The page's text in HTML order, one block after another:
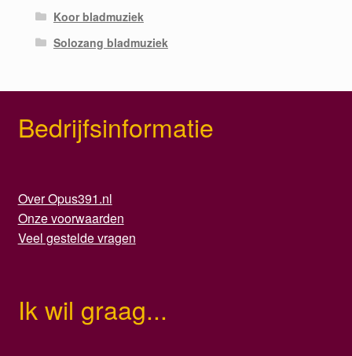
Koor bladmuziek
Solozang bladmuziek
Bedrijfsinformatie
Over Opus391.nl
Onze voorwaarden
Veel gestelde vragen
Ik wil graag...